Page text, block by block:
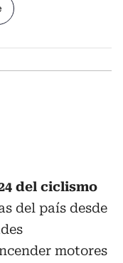
del ciclismo
del país desde
motores